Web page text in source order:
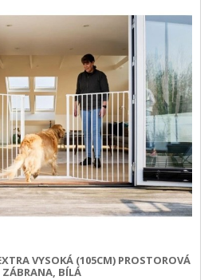
VYSOKÁ (105CM) PROSTOROVÁ
ZÁBRANA, BÍLÁ